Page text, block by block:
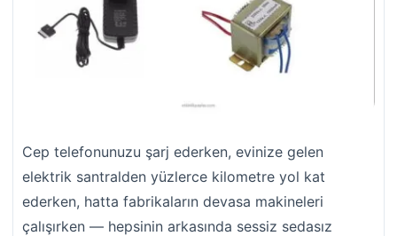
Cep telefonunuzu şarj ederken, evinize gelen
elektrik santralden yüzlerce kilometre yol kat
ederken, hatta fabrikaların devasa makineleri
çalışırken — hepsinin arkasında sessiz sedasız